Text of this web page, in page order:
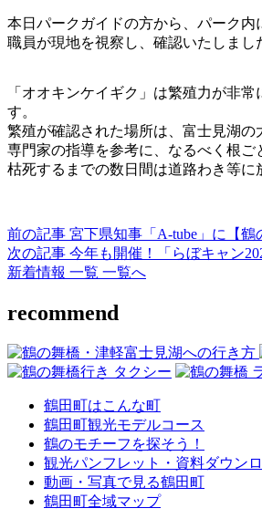
本日パークガイドの方から、パーク内
職員が現地を視察し、確認いたしまし
「オオキンケイギク」は繁殖力が非
す。
繁殖が確認された場所は、富士見湖の
専門家の指導を参考に、なるべく根ご
枯死するまでの数日間は道路わき等に
前の記事 宮下県知事「A-tube」に【鶴
次の記事 今年も開催！「らぼキャン
新着情報 一覧 一覧へ
recommend
鶴田町はこんな町
鶴田町観光モデルコース
鶴のモチーフを探そう！
観光パンフレット・資料ダウン
動画・写真で見る鶴田町
鶴田町全域マップ